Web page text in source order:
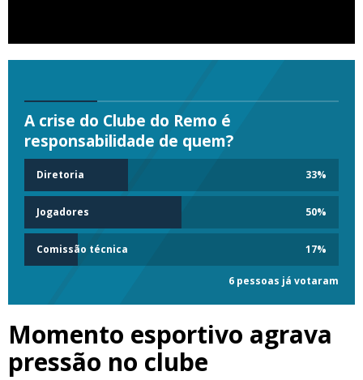
A crise do Clube do Remo é
responsabilidade de quem?
Diretoria 33%
Jogadores 50%
Comissão técnica 17%
6 pessoas já votaram
Momento esportivo agrava
pressão no clube